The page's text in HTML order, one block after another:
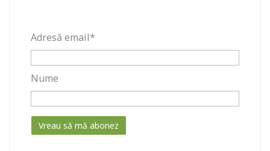
Adresă email*
Nume